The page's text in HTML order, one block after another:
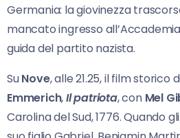
Germania: la giovinezza
mancato ingresso
guida del partito nazista.
SuNove, alle 21.25, il film storico
Emmerich,Il patriota, con Mel
Carolina del Sud, 1776. Quando